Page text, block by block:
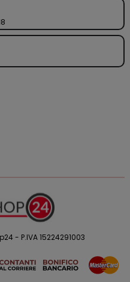
- P.IVA 15224291003